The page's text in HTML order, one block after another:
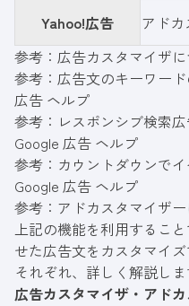
Yahoo!広告
アド
参考： 広告カスタマイザ
参考： 広告文のキーワー
広告 ヘルプ
参考： レスポンシブ検索
Google 広告 ヘルプ
参考： カウントダウンで
Google 広告 ヘルプ
参考： アドカスタマイザ
上記の機能を利用するこ
せた広告文をカスタマイ
それぞれ、詳しく解説しま
広告カスタマイザ・アド